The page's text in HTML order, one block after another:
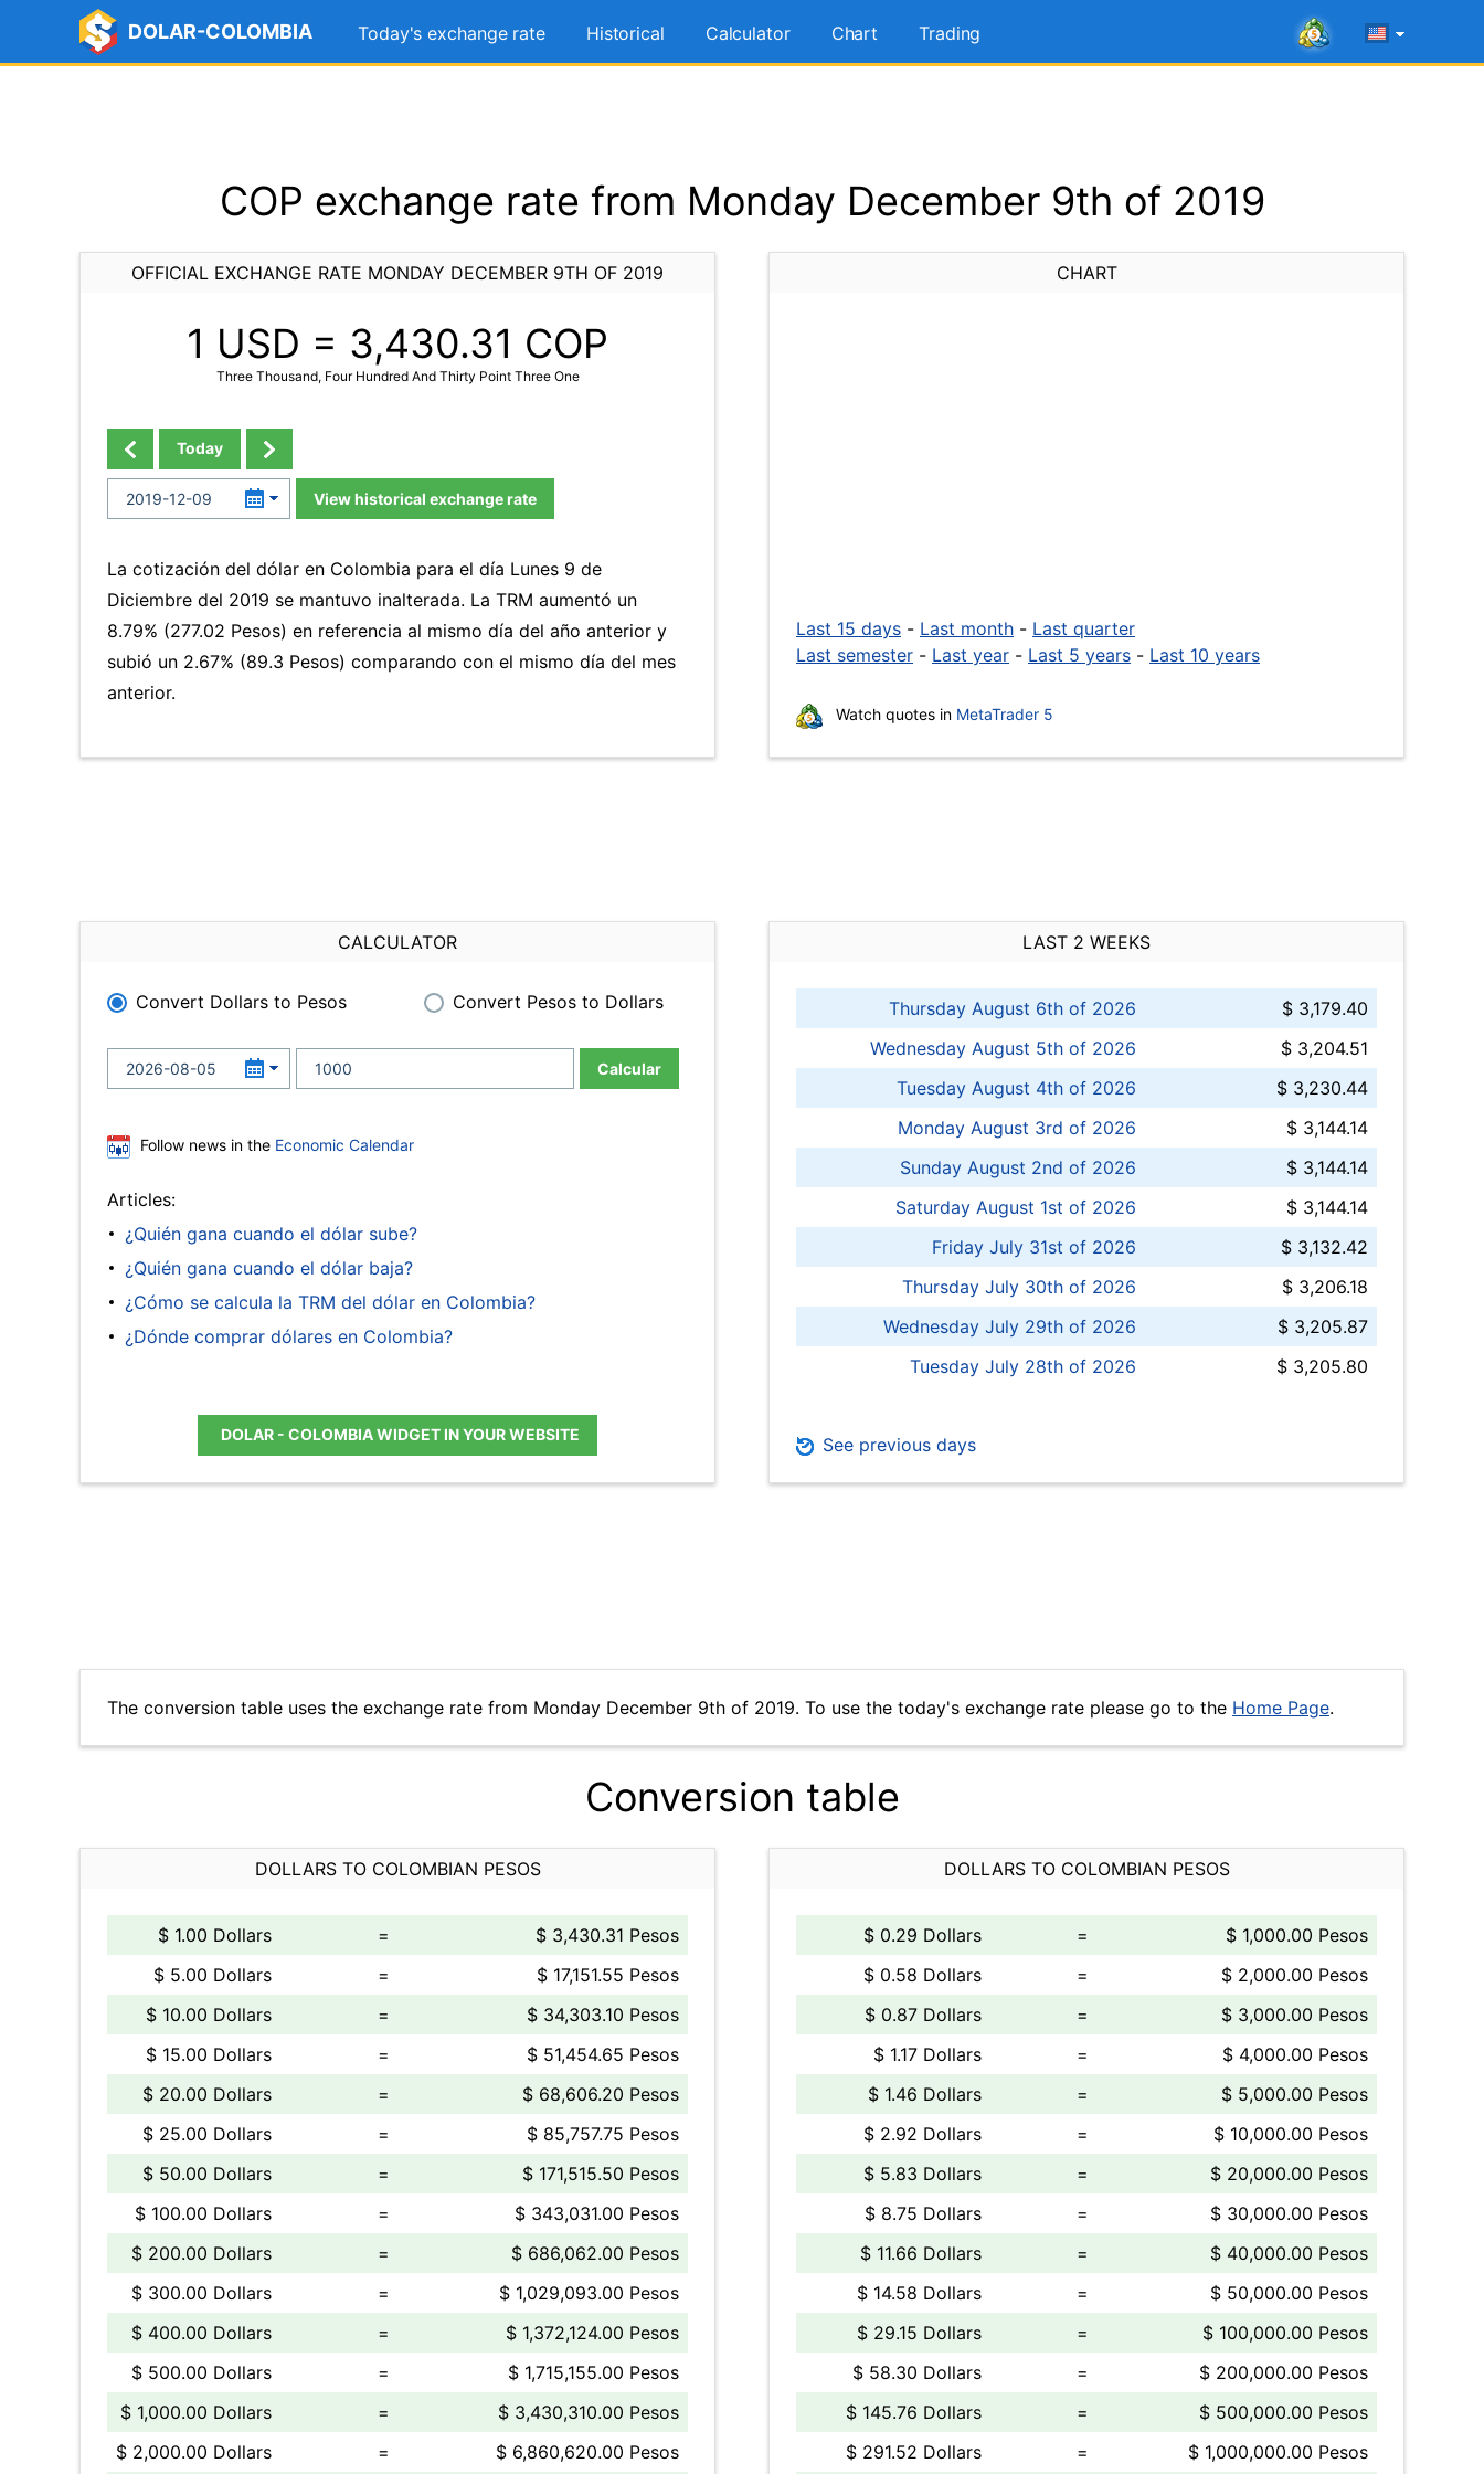
DOLAR-COLOMBIA Today's exchange rate Historical Calculator Chart Trading
COP exchange rate from Monday December 9th of 2019
OFFICIAL EXCHANGE RATE MONDAY DECEMBER 9TH OF 2019
1 USD = 3,430.31 COP
Three Thousand, Four Hundred And Thirty Point Three One
Today
View historical exchange rate
La cotización del dólar en Colombia para el día Lunes 9 de
Diciembre del 2019 se mantuvo inalterada. La TRM aumentó un
8.79% (277.02 Pesos) en referencia al mismo día del año anterior y
subió un 2.67% (89.3 Pesos) comparando con el mismo día del mes
anterior.
CHART
Last 15 days - Last month - Last quarter
Last semester - Last year - Last 5 years - Last 10 years
Watch quotes in MetaTrader 5
CALCULATOR
Convert Dollars to Pesos Convert Pesos to Dollars
Calcular
Follow news in the Economic Calendar
Articles:
¿Quién gana cuando el dólar sube?
¿Quién gana cuando el dólar baja?
¿Cómo se calcula la TRM del dólar en Colombia?
¿Dónde comprar dólares en Colombia?
DOLAR - COLOMBIA WIDGET IN YOUR WEBSITE
LAST 2 WEEKS
Thursday August 6th of 2026
$ 3,179.40
Wednesday August 5th of 2026
$ 3,204.51
Tuesday August 4th of 2026
$ 3,230.44
Monday August 3rd of 2026
$ 3,144.14
Sunday August 2nd of 2026
$ 3,144.14
Saturday August 1st of 2026
$ 3,144.14
Friday July 31st of 2026
$ 3,132.42
Thursday July 30th of 2026
$ 3,206.18
Wednesday July 29th of 2026
$ 3,205.87
Tuesday July 28th of 2026
$ 3,205.80
See previous days
The conversion table uses the exchange rate from Monday December 9th of 2019. To use the today's exchange rate please go to the Home Page.
Conversion table
DOLLARS TO COLOMBIAN PESOS
$ 1.00 Dollars =
$ 3,430.31 Pesos
$ 5.00 Dollars
=
$ 17,151.55 Pesos
$ 10.00 Dollars
=
$ 34,303.10 Pesos
$ 15.00 Dollars
=
$ 51,454.65 Pesos
$ 20.00 Dollars
=
$ 68,606.20 Pesos
$ 25.00 Dollars
=
$ 85,757.75 Pesos
$ 50.00 Dollars
=
$ 171,515.50 Pesos
$ 100.00 Dollars
=
$ 343,031.00 Pesos
$ 200.00 Dollars
=
$ 686,062.00 Pesos
$ 300.00 Dollars
=
$ 1,029,093.00 Pesos
$ 400.00 Dollars
=
$ 1,372,124.00 Pesos
$ 500.00 Dollars
=
$ 1,715,155.00 Pesos
$ 1,000.00 Dollars
=
$ 3,430,310.00 Pesos
$ 2,000.00 Dollars
= $ 6,860,620.00 Pesos
DOLLARS TO COLOMBIAN PESOS
$ 0.29 Dollars =
$ 1,000.00 Pesos
$ 0.58 Dollars
=
$ 2,000.00 Pesos
$ 0.87 Dollars
=
$ 3,000.00 Pesos
$ 1.17 Dollars
=
$ 4,000.00 Pesos
$ 1.46 Dollars
=
$ 5,000.00 Pesos
$ 2.92 Dollars
=
$ 10,000.00 Pesos
$ 5.83 Dollars
=
$ 20,000.00 Pesos
$ 8.75 Dollars
=
$ 30,000.00 Pesos
$ 11.66 Dollars
=
$ 40,000.00 Pesos
$ 14.58 Dollars
=
$ 50,000.00 Pesos
$ 29.15 Dollars
=
$ 100,000.00 Pesos
$ 58.30 Dollars
=
$ 200,000.00 Pesos
$ 145.76 Dollars
=
$ 500,000.00 Pesos
$ 291.52 Dollars
= $ 1,000,000.00 Pesos